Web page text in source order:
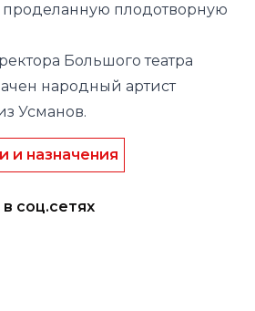
проделанную плодотворную
Большого театра
народный артист
Усманов.
и назначения
соц.сетях